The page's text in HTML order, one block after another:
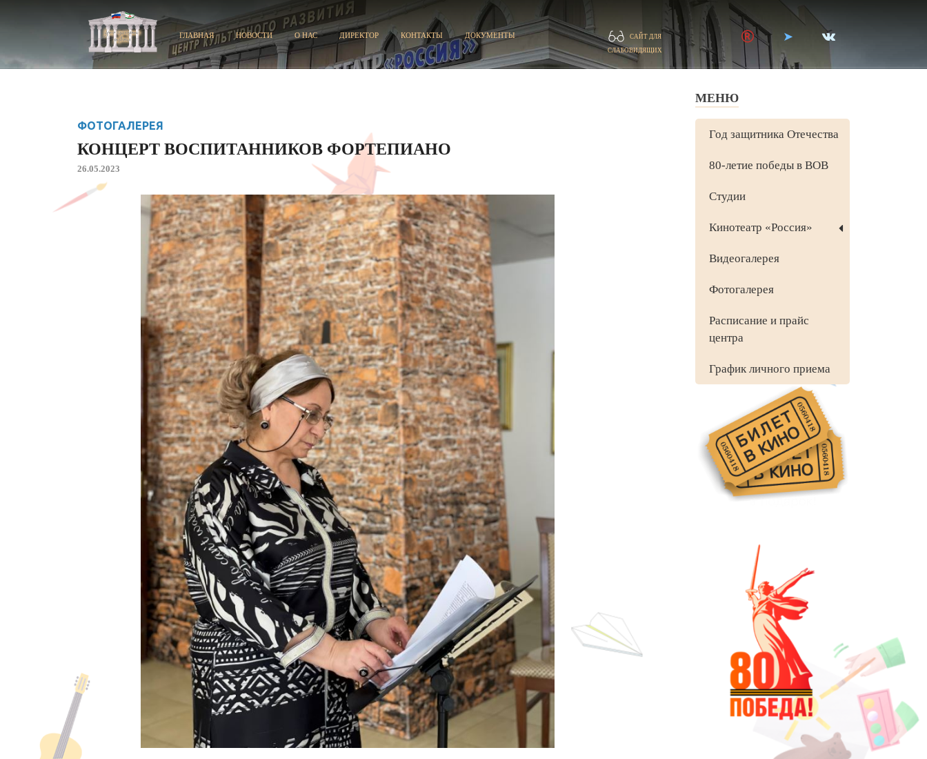
САЙТ ДЛЯ
СЛАБОВИДЯЩИХ
ГЛАВНАЯ НОВОСТИ О НАС ДИРЕКТОР КОНТАКТЫ ДОКУМЕНТЫ
ФОТОГАЛЕРЕЯ
КОНЦЕРТ ВОСПИТАННИКОВ ФОРТЕПИАНО
26.05.2023
МЕНЮ
Год защитника Отечества
80-летие победы в ВОВ
Студии
Кинотеатр «Россия»
Видеогалерея
Фотогалерея
Расписание и прайс
центра
График личного приема